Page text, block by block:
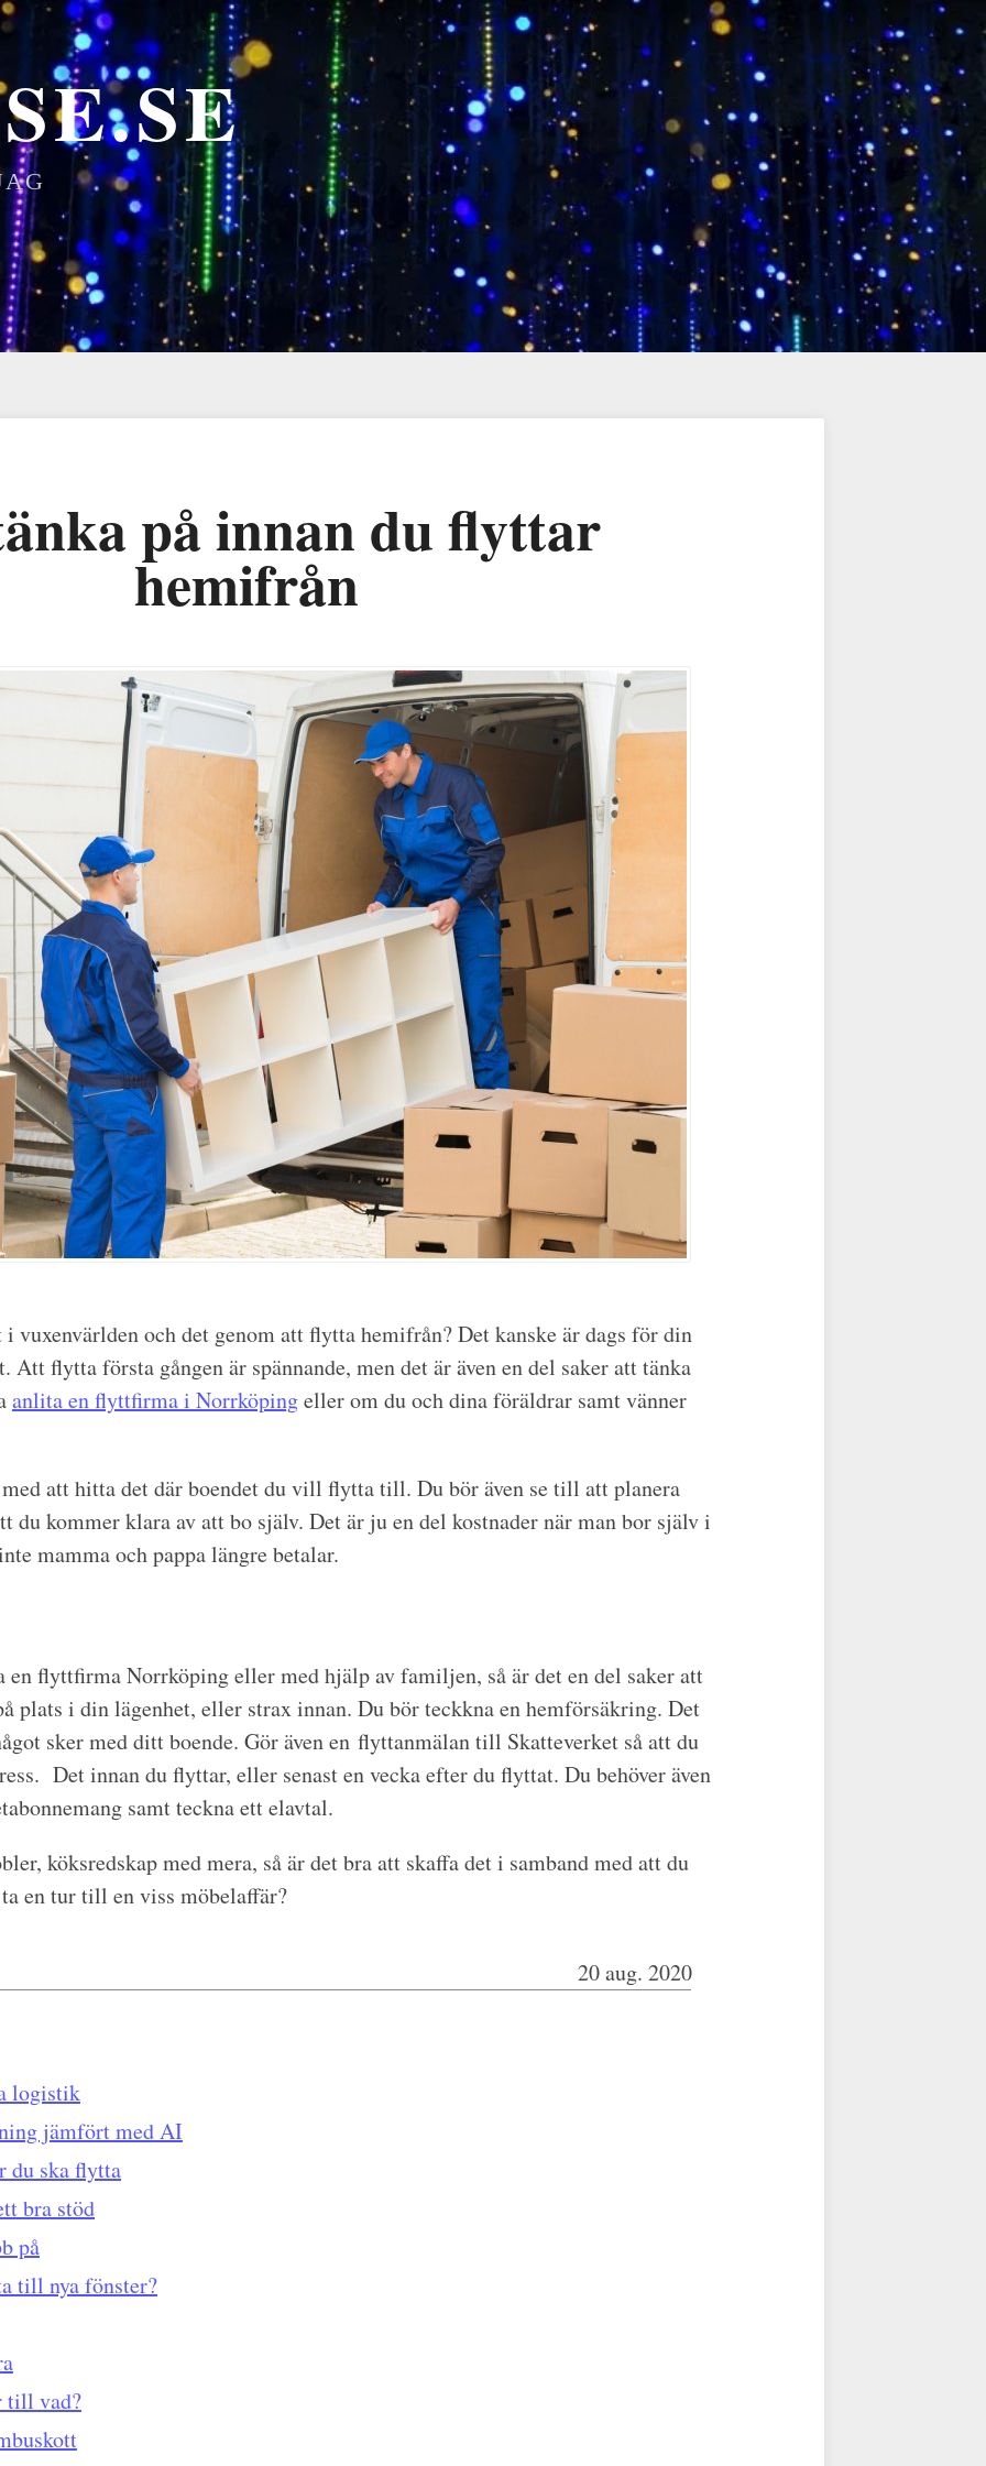
på innan du flyttar
hemifrån
vuxenvärlden och det genom att flytta hemifrån? Det kanske är dags för din
Att flytta första gången är spännande, men det är även en del saker att tänka
anlita en flyttfirma i Norrköpingeller om du och dina föräldrar samt vänner
att hitta det där boendet du vill flytta till. Du bör även se till att planera
du kommer klara av att bo själv. Det är ju en del kostnader när man bor själv i
mamma och pappa längre betalar.
en flyttfirma Norrköping eller med hjälp av familjen, så är det en del saker att
plats i din lägenhet, eller strax innan. Du bör teckkna en hemförsäkring. Det
sker med ditt boende. Gör även en flyttanmälan till Skatteverket så att du
Det innan du flyttar, eller senast en vecka efter du flyttat. Du behöver även
samt teckna ett elavtal.
köksredskap med mera, så är det bra att skaffa det i samband med att du
en tur till en viss möbelaffär?
20 aug. 2020
logistik
jämfört med AI
du ska flytta
bra stöd
på
till nya fönster?
till vad?